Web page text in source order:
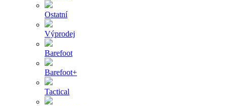
Ostatní
Výprodej
Barefoot
Barefoot+
Tactical